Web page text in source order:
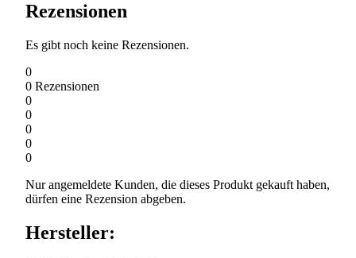
Rezensionen
Es gibt noch keine Rezensionen.
0
0 Rezensionen
0
0
0
0
0
Nur angemeldete Kunden, die dieses Produkt gekauft haben,
dürfen eine Rezension abgeben.
Hersteller: